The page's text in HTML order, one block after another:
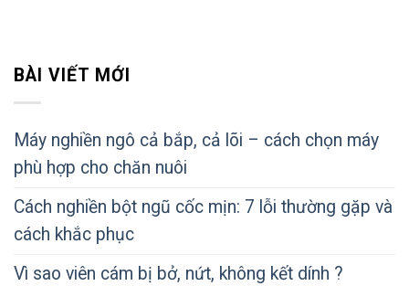
BÀI VIẾT MỚI
Máy nghiền ngô cả bắp, cả lõi – cách chọn máy
phù hợp cho chăn nuôi
Cách nghiền bột ngũ cốc mịn: 7 lỗi thường gặp và
cách khắc phục
Vì sao viên cám bị bở, nứt, không kết dính ?